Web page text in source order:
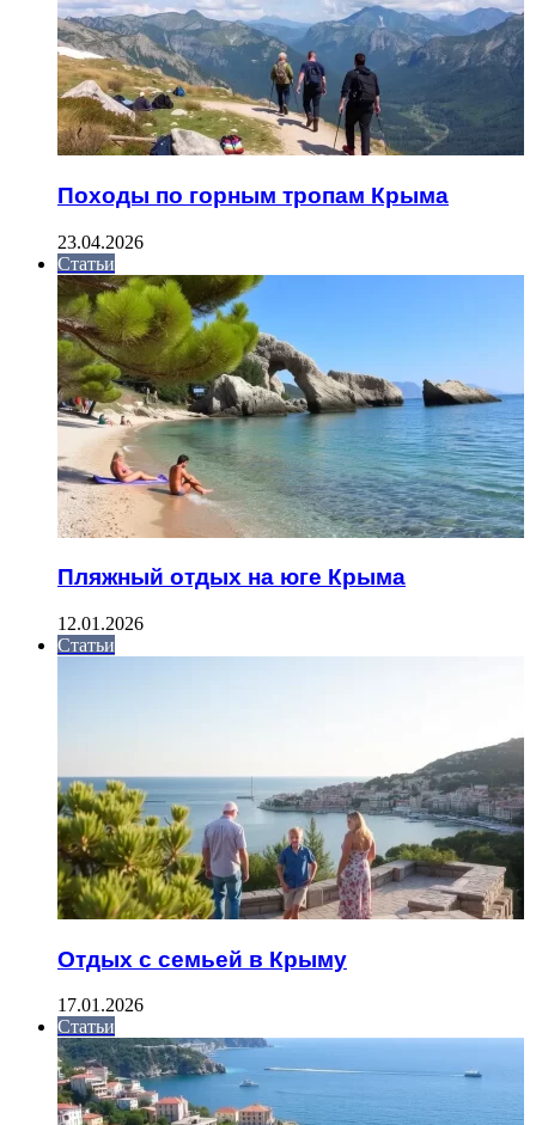
Походы по горным тропам Крыма
23.04.2026
Статьи
Пляжный отдых на юге Крыма
12.01.2026
Статьи
Отдых с семьей в Крыму
17.01.2026
Статьи